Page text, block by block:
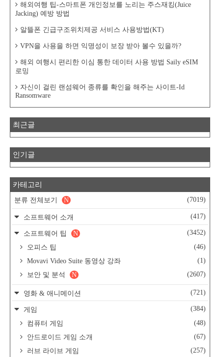
해외여행 팁-스마트폰 개인정보를 노리는 주스재킹(Juice
Jacking) 예방 방법
알뜰폰 긴급구조위치제공 서비스 사용방법(KT)
VPN을 사용을 하면 익명성이 보장 받아 볼수 있을까?
해외 여행시 편리한 이심 통한 데이터 사용 방법 Saily eSIM
로밍
자신이 걸린 랜섬웨어 종류를 확인을 해주는 사이트-Id
Ransomware
최근글
인기글
카테고리
분류 전체보기 (7019)
N
소프트웨어 소개 (417)
소프트웨어 팁 (3452)
N
오피스 팁
(46)
Movavi Video Suite 동영상 강좌
(1)
보안 및 분석
(2607)
N
영화 & 애니메이션 (721)
게임
(384)
컴퓨터 게임
(48)
안드로이드 게임 소개
(67)
러브 라이브 게임
(257)